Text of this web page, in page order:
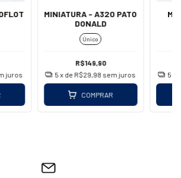
juros
MINIATURA - A320 PATO
DONALD
Único
R$149,90
5 x de R$29,98 sem juros
COMPRAR
5